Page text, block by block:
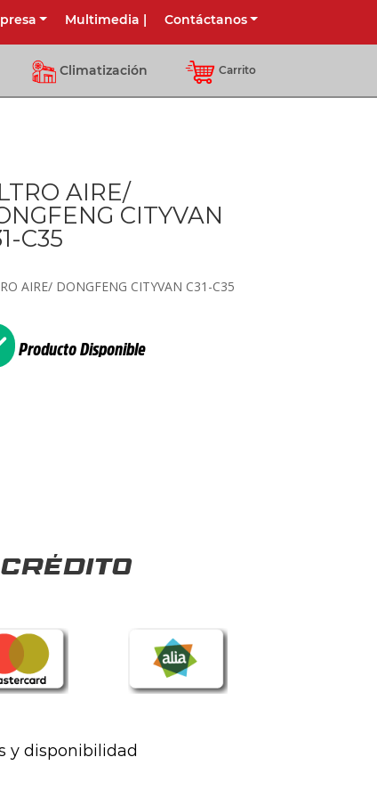
Multimedia | Contáctanos
Climatización Carrito
AIRE/
CITYVAN
C35
AIRE/ DONGFENG CITYVAN C31-C35
Producto Disponible
crédito
y disponibilidad